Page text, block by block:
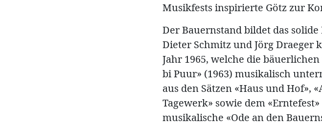
Musikfests inspirierte Götz zur
Der Bauernstand bildet das
Dieter Schmitz und Jörg Draeger
Jahr 1965, welche die
bi Puur» (1963) musikalisch
aus den Sätzen «Haus und Hof»,
Tagewerk» sowie dem
musikalische «Ode an den